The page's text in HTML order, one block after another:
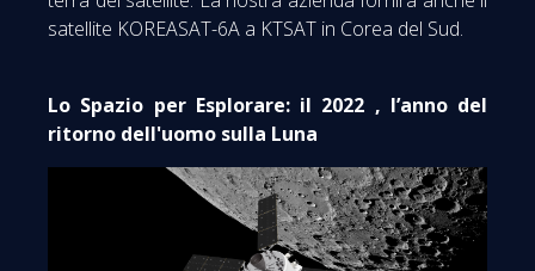
satellite KOREASAT-6A a KTSAT in Corea del Sud.
Lo Spazio per Esplorare: il 2022 , l’anno del
ritorno dell'uomo sulla Luna